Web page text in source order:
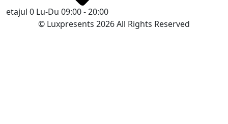
etajul 0 Lu-Du 09:00 - 20:00
© Luxpresents 2026 All Rights Reserved